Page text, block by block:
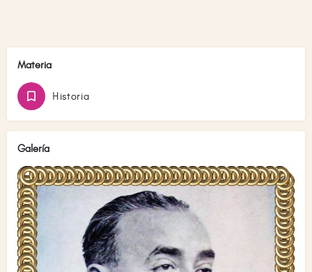
Materia
Historia
Galería